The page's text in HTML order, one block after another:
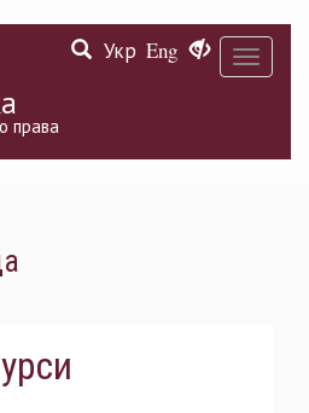
Toggle
Укр Eng
права